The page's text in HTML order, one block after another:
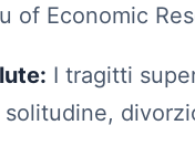
of Economic
I tragitti